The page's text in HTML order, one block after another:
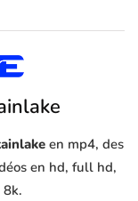
en mp4, des
en hd, full hd,